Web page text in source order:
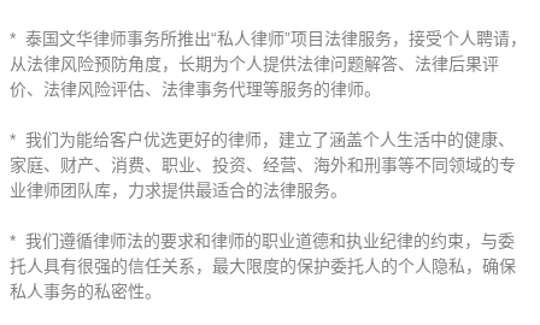
* 泰国文华律师事务所推出“私人律师”项目法律服务，接受个人聘请，
从法律风险预防角度，长期为个人提供法律问题解答、法律后果评
价、法律风险评估、法律事务代理等服务的律师。
* 我们为能给客户优选更好的律师，建立了涵盖个人生活中的健康、
家庭、财产、消费、职业、投资、经营、海外和刑事等不同领域的专
业律师团队库，力求提供最适合的法律服务。
* 我们遵循律师法的要求和律师的职业道德和执业纪律的约束，与委
托人具有很强的信任关系，最大限度的保护委托人的个人隐私，确保
私人事务的私密性。